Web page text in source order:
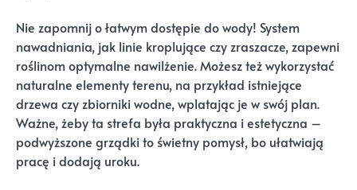
Nie zapomnij o łatwym dostępie do wody! System
nawadniania, jak linie kroplujące czy zraszacze, zapewni
roślinom optymalne nawilżenie. Możesz też wykorzystać
naturalne elementy terenu, na przykład istniejące
drzewa czy zbiorniki wodne, wplatając je w swój plan.
Ważne, żeby ta strefa była praktyczna i estetyczna –
podwyższone grządki to świetny pomysł, bo ułatwiają
pracę i dodają uroku.